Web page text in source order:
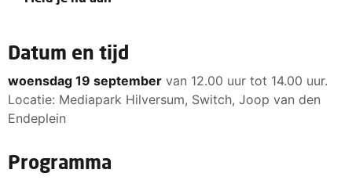
Datum en tijd
woensdag 19 september van 12.00 uur tot 14.00 uur.
Locatie: Mediapark Hilversum, Switch, Joop van den
Endeplein
Programma